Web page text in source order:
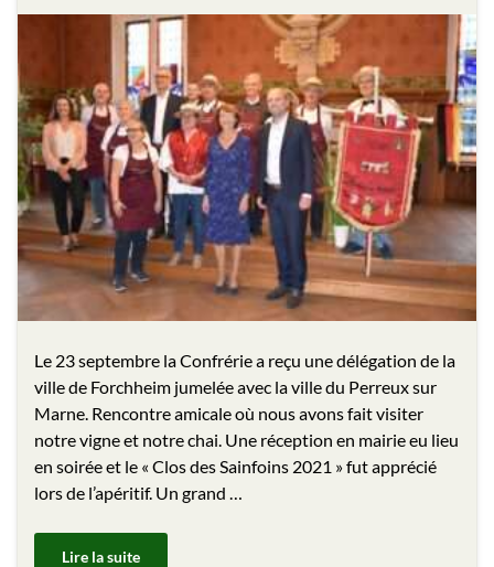
Le 23 septembre la Confrérie a reçu une délégation de la
ville de Forchheim jumelée avec la ville du Perreux sur
Marne. Rencontre amicale où nous avons fait visiter
notre vigne et notre chai. Une réception en mairie eu lieu
en soirée et le « Clos des Sainfoins 2021 » fut apprécié
lors de l’apéritif. Un grand …
Lire la suite